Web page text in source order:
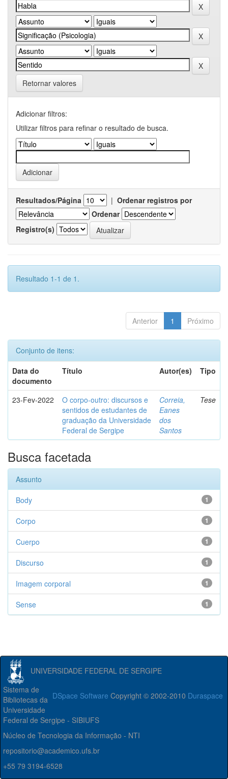
Retornar valores
Adicionar filtros:
Utilizar filtros para refinar o resultado de busca.
Resultados/Página | Ordenar registros por
Ordenar
Registro(s)
Resultado 1-1 de 1.
Anterior 1 Próximo
Conjunto de itens:
Data do
documento
Título Autor(es) Tipo
23-Fev-2022
O corpo-outro: discursos e
sentidos de estudantes de
graduação da Universidade
Federal de Sergipe
Correia,
Eanes
dos
Santos
Tese
Busca facetada
Assunto
1
Body
1
Corpo
1
Cuerpo
1
Discurso
1
Imagem corporal
1
Sense
UNIVERSIDADE FEDERAL DE SERGIPE
DSpace Software Copyright © 2002-2010 Duraspace
Sistema de
Bibliotecas da
Universidade
Federal de Sergipe - SIBIUFS
Núcleo de Tecnologia da Informação - NTI
repositorio@academico.ufs.br
+55 79 3194-6528